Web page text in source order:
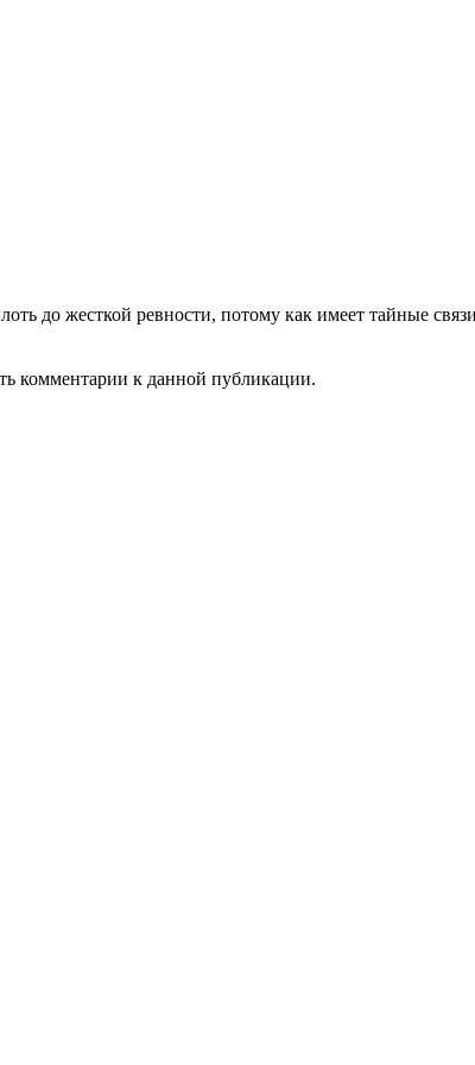
до жесткой ревности, потому как имеет тайные
комментарии к данной публикации.